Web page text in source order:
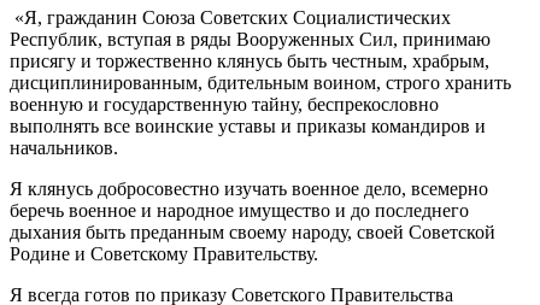
«Я, гражданин Союза Советских Социалистических
Республик, вступая в ряды Вооруженных Сил, принимаю
присягу и торжественно клянусь быть честным, храбрым,
дисциплинированным, бдительным воином, строго хранить
военную и государственную тайну, беспрекословно
выполнять все воинские уставы и приказы командиров и
начальников.
Я клянусь добросовестно изучать военное дело, всемерно
беречь военное и народное имущество и до последнего
дыхания быть преданным своему народу, своей Советской
Родине и Советскому Правительству.
Я всегда готов по приказу Советского Правительства